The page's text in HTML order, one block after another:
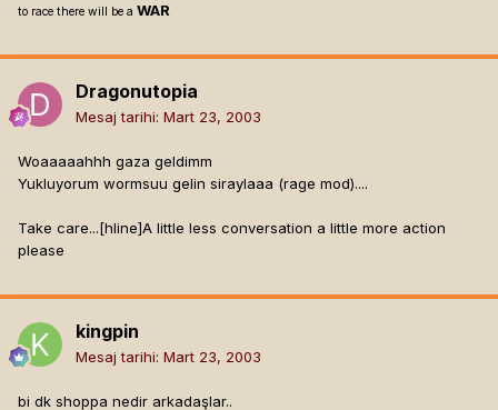
to race there will be a WAR
Dragonutopia
Mesaj tarihi: Mart 23, 2003
Woaaaaahhh gaza geldimm
Yukluyorum wormsuu gelin siraylaaa (rage mod)....
Take care...[hline]A little less conversation a little more action
please
kingpin
Mesaj tarihi: Mart 23, 2003
bi dk shoppa nedir arkadaşlar..